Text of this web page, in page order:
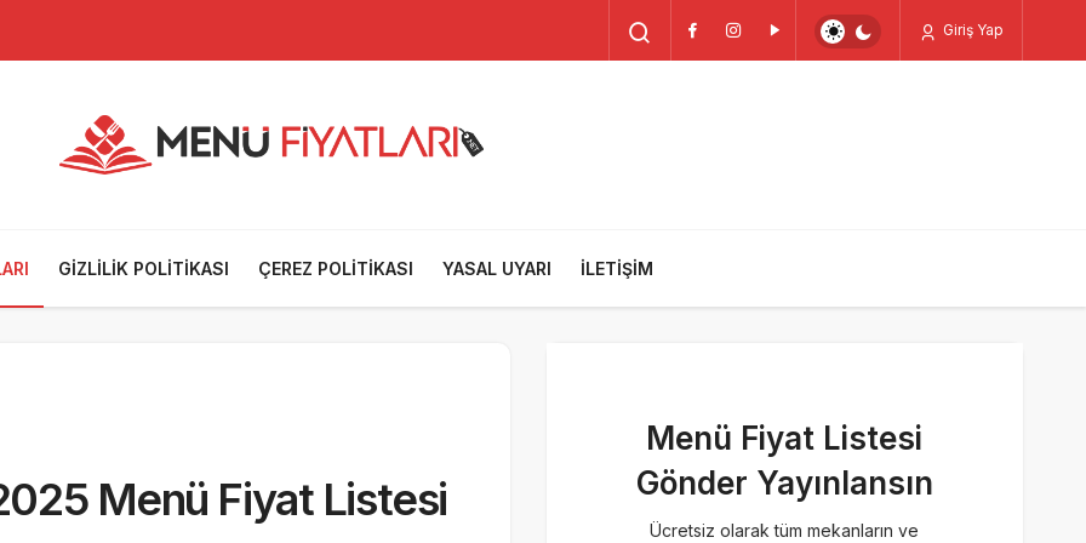
Giriş Yap
GIZLILIK POLITIKASI ÇEREZ POLITIKASI YASAL UYARI İLETIŞIM
Menü Fiyat Listesi
Menü Fiyat Listesi
Gönder Yayınlansın
Ücretsiz olarak tüm mekanların ve